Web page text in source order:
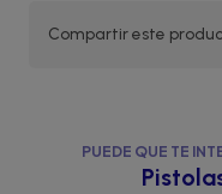
Compartir este
PUEDE QUE TE